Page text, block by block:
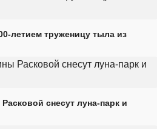
летием труженицу тыла из
снесут луна-парк и